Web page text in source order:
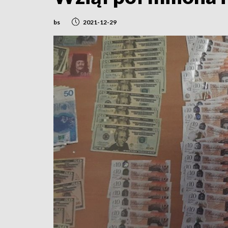
bs 2021-12-29